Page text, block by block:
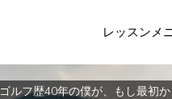
レッスンメ
ゴルフ歴40年の僕が、もし最初